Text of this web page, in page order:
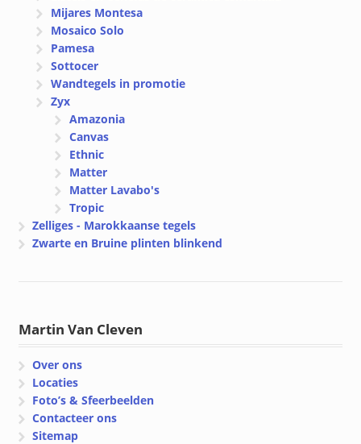
Mijares Montesa
Mosaico Solo
Pamesa
Sottocer
Wandtegels in promotie
Zyx
Amazonia
Canvas
Ethnic
Matter
Matter Lavabo's
Tropic
Zelliges - Marokkaanse tegels
Zwarte en Bruine plinten blinkend
Martin Van Cleven
Over ons
Locaties
Foto’s & Sfeerbeelden
Contacteer ons
Sitemap